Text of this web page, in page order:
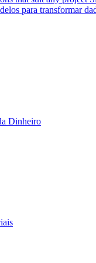
para transformar
Dinheiro